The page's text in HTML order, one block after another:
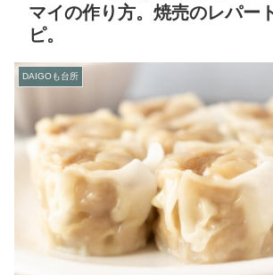
マイの作り方。焼売のレパー
ピ。
DAIGOも台所